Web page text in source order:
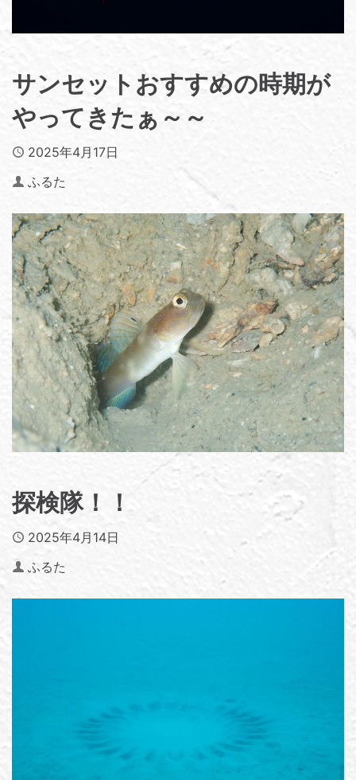
サンセットおすすめの時期が
やってきたぁ～～
Published
2025年4月17日
Author
ふるた
探検隊！！
Published
2025年4月14日
Author
ふるた